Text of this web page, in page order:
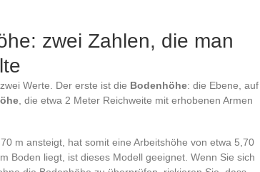
zwei Zahlen, die man
Werte. Der erste ist die Bodenhöhe: die Ebene, auf
, die etwa 2 Meter Reichweite mit erhobenen Armen
m ansteigt, hat somit eine Arbeitshöhe von etwa 5,70
Boden liegt, ist dieses Modell geeignet. Wenn Sie sich